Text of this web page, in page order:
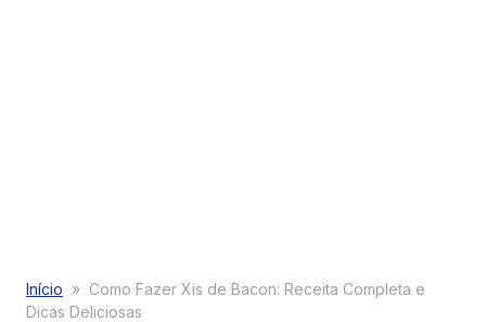
Início » Como Fazer Xis de Bacon: Receita Completa e
Dicas Deliciosas